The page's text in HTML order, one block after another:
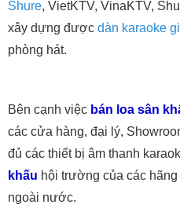
Shure, VietKTV, VinaKTV,
xây dựng được dàn karaoke
phòng hát.
Bên cạnh việc bán loa sân
các cửa hàng, đại lý,
đủ các thiết bị âm thanh
khấu hội trường của các
ngoài nước.